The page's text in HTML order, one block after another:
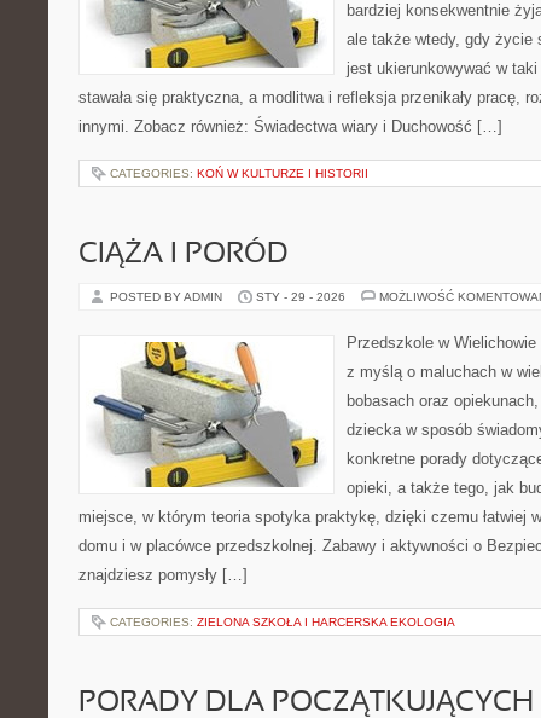
bardziej konsekwentnie
ale także wtedy, gdy życie
jest ukierunkowywać w
stawała się praktyczna, a modlitwa i refleksja przenikały pracę,
innymi. Zobacz również: Świadectwa wiary i Duchowość […]
CATEGORIES: KOŃ W KULTURZE I HISTORII
CIĄŻA I PORÓD
POSTED BY ADMIN STY - 29 - 2026 MOŻLIWOŚĆ
Przedszkole w
z myślą o maluchach w
bobasach oraz
dziecka w sposób
konkretne porady
opieki, a także tego, jak
miejsce, w którym teoria spotyka praktykę, dzięki czemu łatwiej
domu i w placówce przedszkolnej. Zabawy i aktywności o
znajdziesz pomysły […]
CATEGORIES: ZIELONA SZKOŁA I HARCERSKA EKOLOGIA
PORADY DLA POCZĄTKUJĄCYCH